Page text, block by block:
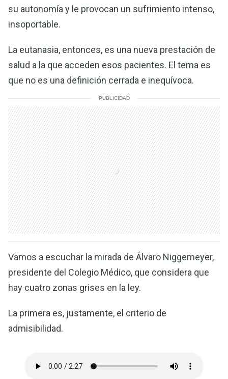
su autonomía y le provocan un sufrimiento intenso,
insoportable.
La eutanasia, entonces, es una nueva prestación de
salud a la que acceden esos pacientes. El tema es
que no es una definición cerrada e inequívoca.
PUBLICIDAD
Vamos a escuchar la mirada de Álvaro Niggemeyer,
presidente del Colegio Médico, que considera que
hay cuatro zonas grises en la ley.
La primera es, justamente, el criterio de
admisibilidad.